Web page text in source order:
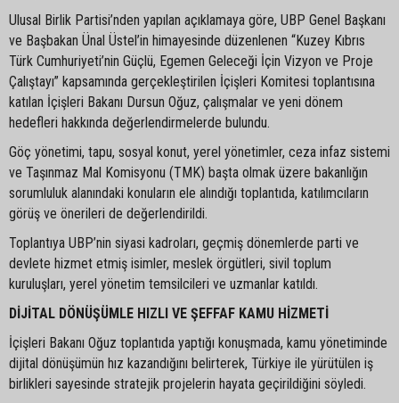
Ulusal Birlik Partisi’nden yapılan açıklamaya göre, UBP Genel Başkanı
ve Başbakan Ünal Üstel’in himayesinde düzenlenen “Kuzey Kıbrıs
Türk Cumhuriyeti’nin Güçlü, Egemen Geleceği İçin Vizyon ve Proje
Çalıştayı” kapsamında gerçekleştirilen İçişleri Komitesi toplantısına
katılan İçişleri Bakanı Dursun Oğuz, çalışmalar ve yeni dönem
hedefleri hakkında değerlendirmelerde bulundu.
Göç yönetimi, tapu, sosyal konut, yerel yönetimler, ceza infaz sistemi
ve Taşınmaz Mal Komisyonu (TMK) başta olmak üzere bakanlığın
sorumluluk alanındaki konuların ele alındığı toplantıda, katılımcıların
görüş ve önerileri de değerlendirildi.
Toplantıya UBP’nin siyasi kadroları, geçmiş dönemlerde parti ve
devlete hizmet etmiş isimler, meslek örgütleri, sivil toplum
kuruluşları, yerel yönetim temsilcileri ve uzmanlar katıldı.
DİJİTAL DÖNÜŞÜMLE HIZLI VE ŞEFFAF KAMU HİZMETİ
İçişleri Bakanı Oğuz toplantıda yaptığı konuşmada, kamu yönetiminde
dijital dönüşümün hız kazandığını belirterek, Türkiye ile yürütülen iş
birlikleri sayesinde stratejik projelerin hayata geçirildiğini söyledi.